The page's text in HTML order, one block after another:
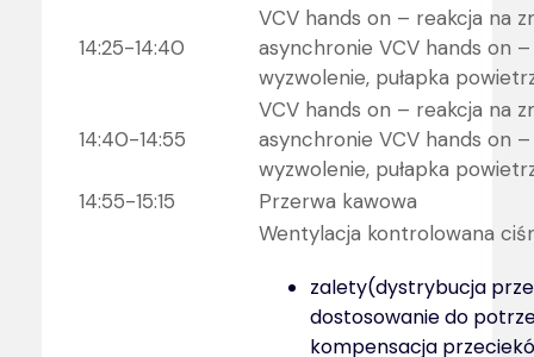
14:25-14:40
VCV hands on – reakcja na
asynchronie VCV hands on
wyzwolenie, pułapka
14:40-14:55
VCV hands on – reakcja na
asynchronie VCV hands on
wyzwolenie, pułapka
14:55-15:15
Przerwa kawowa
Wentylacja kontrolowana
zalety(dystrybucja
dostosowanie do
kompensacja